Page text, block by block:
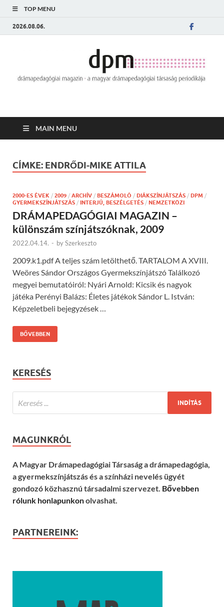
TOP MENU
2026.08.06.
MAIN MENU
CÍMKE: ENDRŐDI-MIKE ATTILA
2000-ES ÉVEK / 2009 / ARCHÍV / BESZÁMOLÓ / DIÁKSZÍNJÁTSZÁS / DPM /
GYERMEKSZÍNJÁTSZÁS / INTERJÚ, BESZÉLGETÉS / NEMZETKÖZI
DRÁMAPEDAGÓGIAI MAGAZIN –
különszám színjátszóknak, 2009
2022.04.14. - bySzerkeszto
2009.k1.pdf A teljes szám letölthető. TARTALOM A XVIII.
Weöres Sándor Országos Gyermekszínjátszó Találkozó
megyei bemutatóiról: Nyári Arnold: Kicsik és nagyok
játéka Perényi Balázs: Életes játékok Sándor L. István:
Képzeletbeli bejegyzések …
BŐVEBBEN
KERESÉS
MAGUNKRÓL
A Magyar Drámapedagógiai Társaság a drámapedagógia,
a gyermekszínjátszás és a színházi nevelés ügyét
gondozó közhasznú társadalmi szervezet. Bővebben
rólunk honlapunkonolvashat.
PARTNEREINK: